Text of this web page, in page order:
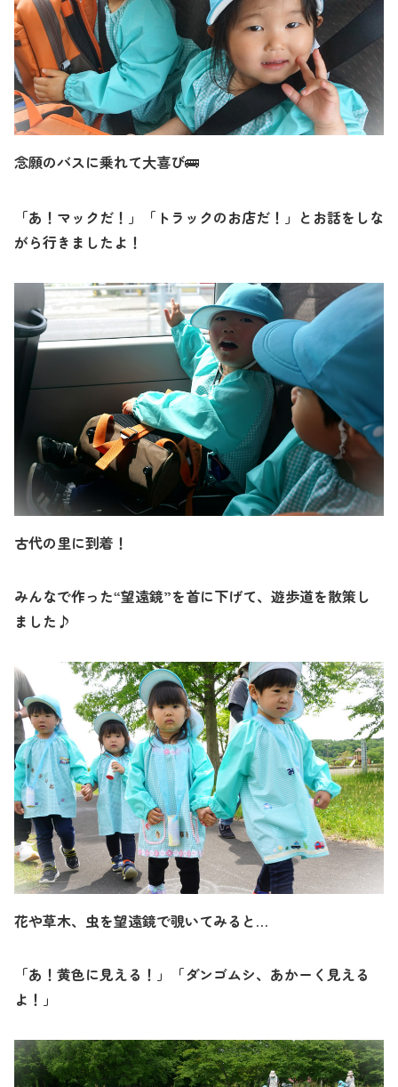
念願のバスに乗れて大喜び🚌
「あ！マックだ！」「トラックのお店だ！」とお話をしな
がら行きましたよ！
古代の里に到着 ！
みんなで作った“望遠鏡”を首に下げて、遊歩道を散策し
ました♪
花や草木、虫を望遠鏡で覗いてみると…
「あ！黄色に見える！」「ダンゴムシ、あかーく見える
よ！」